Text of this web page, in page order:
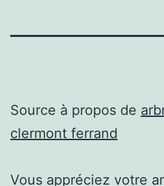
Source à propos de
clermont ferrand
Vous appréciez votre